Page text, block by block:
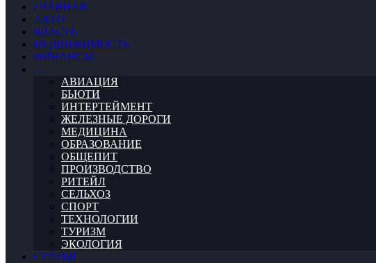
ГЛАВНАЯ
АВТО
ВЛАСТЬ
НЕДВИЖИМОСТЬ
ФИНАНСЫ
…
АВИАЦИЯ
БЬЮТИ
ИНТЕРТЕЙМЕНТ
ЖЕЛЕЗНЫЕ ДОРОГИ
МЕДИЦИНА
ОБРАЗОВАНИЕ
ОБЩЕПИТ
ПРОИЗВОДСТВО
РИТЕЙЛ
СЕЛЬХОЗ
СПОРТ
ТЕХНОЛОГИИ
ТУРИЗМ
ЭКОЛОГИЯ
СТАТЬИ